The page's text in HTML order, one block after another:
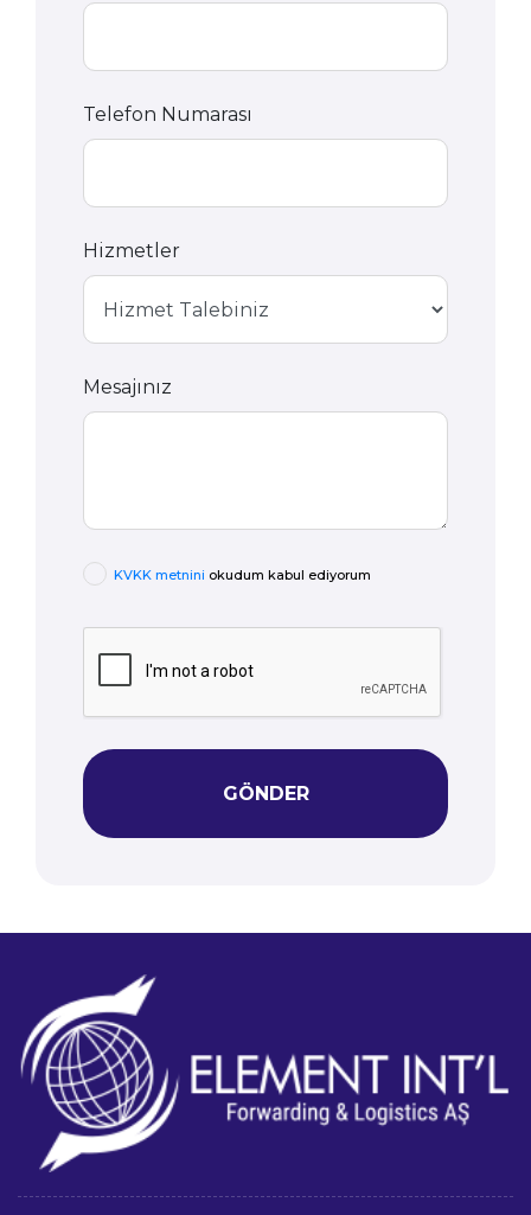
Telefon Numarası
Hizmetler
Mesajınız
KVKK metnini okudum kabul ediyorum